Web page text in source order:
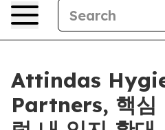
Attindas
Partners, 핵심